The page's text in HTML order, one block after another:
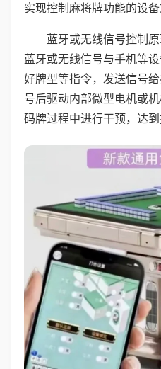
实现控制麻将牌功能的设备
蓝牙或无线信号控制
蓝牙或无线信号与手机等
好牌型等指令，发送信号
号后驱动内部微型电机或
码牌过程中进行干预，达到